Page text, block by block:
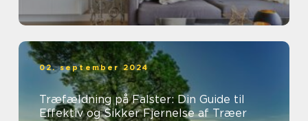
02. september 2024
Træfældning på Falster: Din Guide til
Effektiv og Sikker Fjernelse af Træer